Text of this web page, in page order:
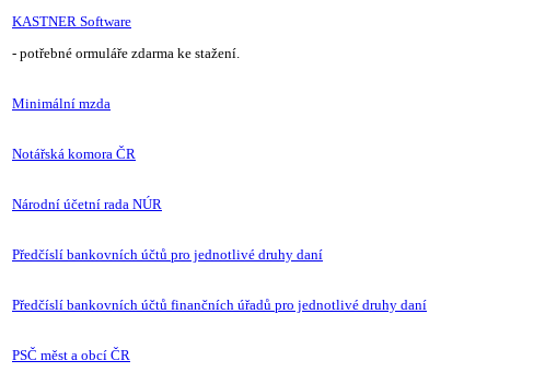
KASTNER Software
- potřebné ormuláře zdarma ke stažení.
Minimální mzda
Notářská komora ČR
Národní účetní rada NÚR
Předčíslí bankovních účtů pro jednotlivé druhy daní
Předčíslí bankovních účtů finančních úřadů pro jednotlivé druhy daní
PSČ měst a obcí ČR